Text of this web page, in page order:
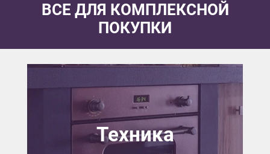
ВСЕ ДЛЯ КОМПЛЕКСНОЙ
ПОКУПКИ
Техника